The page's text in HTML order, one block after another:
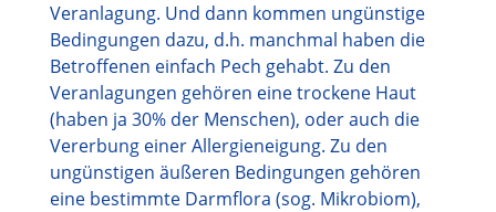
Veranlagung. Und dann kommen ungünstige
Bedingungen dazu, d.h. manchmal haben die
Betroffenen einfach Pech gehabt. Zu den
Veranlagungen gehören eine trockene Haut
(haben ja 30% der Menschen), oder auch die
Vererbung einer Allergieneigung. Zu den
ungünstigen äußeren Bedingungen gehören
eine bestimmte Darmflora (sog. Mikrobiom),